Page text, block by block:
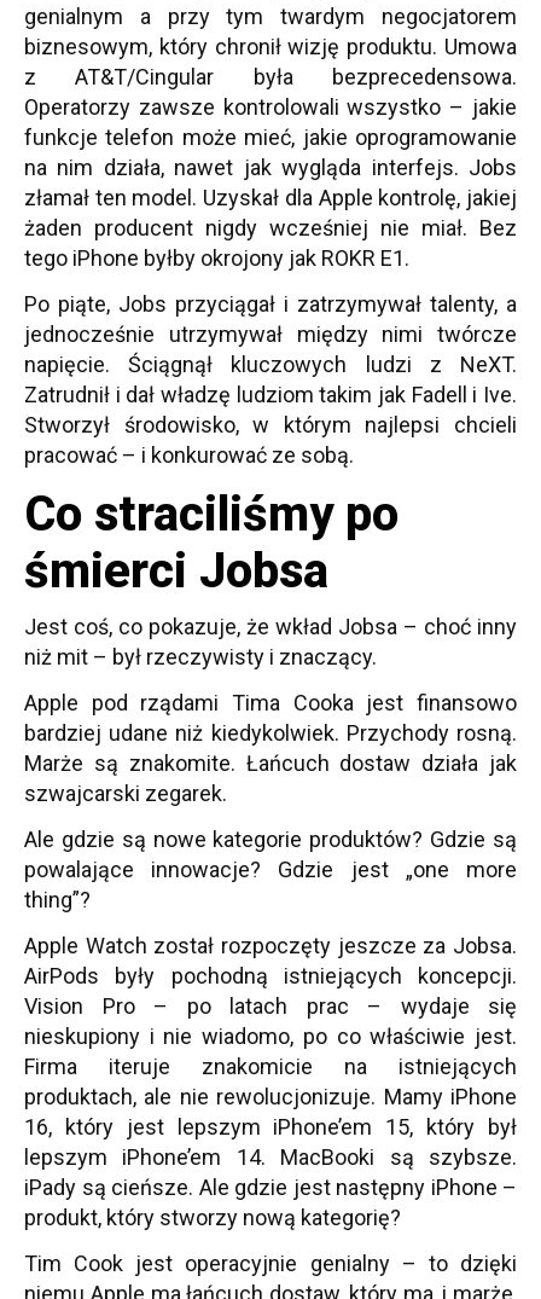
genialnym a przy tym twardym negocjatorem
biznesowym, który chronił wizję produktu. Umowa
z AT&T/Cingular była bezprecedensowa.
Operatorzy zawsze kontrolowali wszystko – jakie
funkcje telefon może mieć, jakie oprogramowanie
na nim działa, nawet jak wygląda interfejs. Jobs
złamał ten model. Uzyskał dla Apple kontrolę, jakiej
żaden producent nigdy wcześniej nie miał. Bez
tego iPhone byłby okrojony jak ROKR E1.
Po piąte, Jobs przyciągał i zatrzymywał talenty, a
jednocześnie utrzymywał między nimi twórcze
napięcie. Ściągnął kluczowych ludzi z NeXT.
Zatrudnił i dał władzę ludziom takim jak Fadell i Ive.
Stworzył środowisko, w którym najlepsi chcieli
pracować – i konkurować ze sobą.
Co straciliśmy po
śmierci Jobsa
Jest coś, co pokazuje, że wkład Jobsa – choć inny
niż mit – był rzeczywisty i znaczący.
Apple pod rządami Tima Cooka jest finansowo
bardziej udane niż kiedykolwiek. Przychody rosną.
Marże są znakomite. Łańcuch dostaw działa jak
szwajcarski zegarek.
Ale gdzie są nowe kategorie produktów? Gdzie są
powalające innowacje? Gdzie jest „one more
thing”?
Apple Watch został rozpoczęty jeszcze za Jobsa.
AirPods były pochodną istniejących koncepcji.
Vision Pro – po latach prac – wydaje się
nieskupiony i nie wiadomo, po co właściwie jest.
Firma iteruje znakomicie na istniejących
produktach, ale nie rewolucjonizuje. Mamy iPhone
16, który jest lepszym iPhone’em 15, który był
lepszym iPhone’em 14. MacBooki są szybsze.
iPady są cieńsze. Ale gdzie jest następny iPhone –
produkt, który stworzy nową kategorię?
Tim Cook jest operacyjnie genialny – to dzięki
niemu Apple ma łańcuch dostaw, który ma, i marże,